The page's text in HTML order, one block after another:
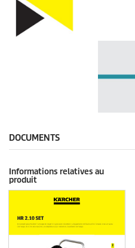
DOCUMENTS
Informations relatives au
produit